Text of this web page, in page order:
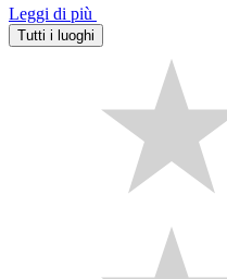
Leggi di più
Tutti i luoghi